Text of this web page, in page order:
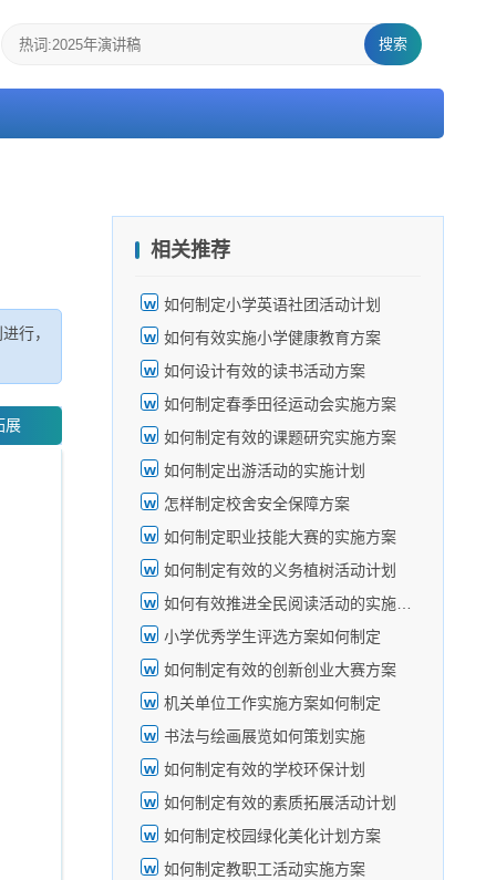
搜索
行，
展
相关推荐
如何制定小学英语社团活动计划
如何有效实施小学健康教育方案
如何设计有效的读书活动方案
如何制定春季田径运动会实施方案
如何制定有效的课题研究实施方案
如何制定出游活动的实施计划
怎样制定校舍安全保障方案
如何制定职业技能大赛的实施方案
如何制定有效的义务植树活动计划
如何有效推进全民阅读活动的实施方案
小学优秀学生评选方案如何制定
如何制定有效的创新创业大赛方案
机关单位工作实施方案如何制定
书法与绘画展览如何策划实施
如何制定有效的学校环保计划
如何制定有效的素质拓展活动计划
如何制定校园绿化美化计划方案
如何制定教职工活动实施方案